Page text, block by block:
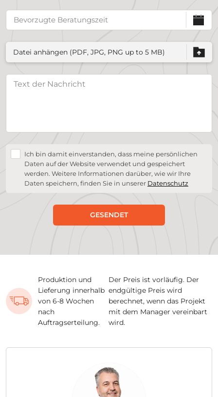
Datei anhängen (PDF, JPG, PNG up to 5 MB)
Ich bin damit einverstanden, dass meine persönlichen
Daten auf der Website verwendet und gespeichert
werden. Weitere Informationen darüber, wie wir Ihre
Daten speichern, finden Sie in unserer Datenschutz
GESENDET
Produktion und
Lieferung innerhalb
von 6-8 Wochen
nach
Auftragserteilung.
Der Preis ist vorläufig. Der
endgültige Preis wird
berechnet, wenn das Projekt
mit dem Manager vereinbart
wird.